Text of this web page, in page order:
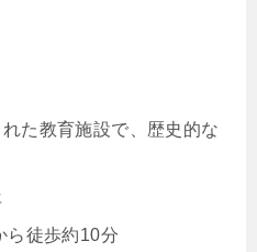
た教育施設で、歴史的な
ら徒歩約10分